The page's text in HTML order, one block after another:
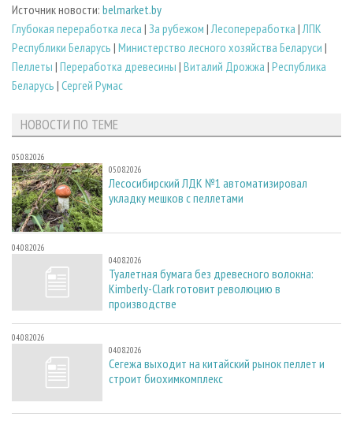
Источник новости: belmarket.by
Глубокая переработка леса | За рубежом | Лесопереработка | ЛПК
Республики Беларусь | Министерство лесного хозяйства Беларуси |
Пеллеты | Переработка древесины | Виталий Дрожжа | Республика
Беларусь | Сергей Румас
НОВОСТИ ПО ТЕМЕ
05.08.2026
05.08.2026
Лесосибирский ЛДК №1 автоматизировал
укладку мешков с пеллетами
04.08.2026
04.08.2026
Туалетная бумага без древесного волокна:
Kimberly-Clark готовит революцию в
производстве
04.08.2026
04.08.2026
Сегежа выходит на китайский рынок пеллет и
строит биохимкомплекс